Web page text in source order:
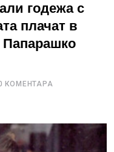
годежа с
плачат в
КОМЕНТАРА